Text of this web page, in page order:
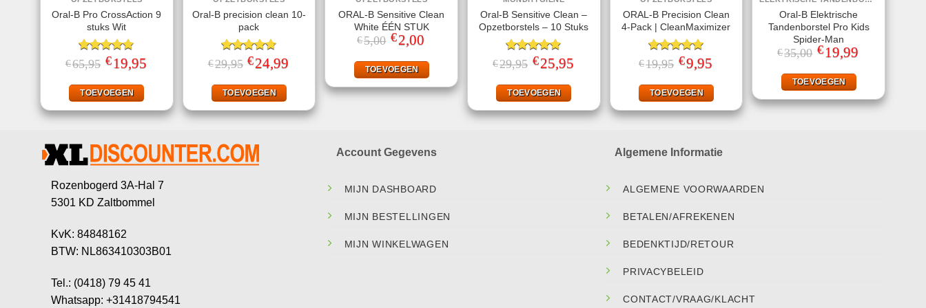
Oral-B Pro CrossAction 9
stuks Wit
Gewaardeerd
4.80uit 5
€65,95 Oorspronkelijke
prijs
€65,95.
€ 19,95prijs
TOEVOEGEN
Oral-B precision clean 10-
pack
Gewaardeerd
4.70uit 5
€29,95 Oorspronkelijke
prijs
€29,95.
€24,99
TOEVOEGEN
ORAL-B Sensitive Clean
White ÉÉN STUK
€5,00 Oorspronkelijke
prijs
€5,00.
€2,00Huidige
€2,00.
TOEVOEGEN
Oral-B Sensitive Clean –
Opzetborstels – 10 Stuks
Gewaardeerd
4.86uit 5
€29,95 Oorspronkelijke
prijs
€29,95.
€25,95prijs
TOEVOEGEN
ORAL-B Precision Clean
4-Pack | CleanMaximizer
Gewaardeerd
5.00 uit 5
€19,95 Oorspronkelijke
prijs
€19,95.
€9,95prijs
€9,95.
TOEVOEGEN
Oral-B Elektrische
Tandenborstel Pro Kids
Spider-Man
€35,00 Oorspronkelijke
prijs
€35,00.
€ 19,99Huidige
TOEVOEGEN
Rozenbogerd 3A-Hal 7
5301 KD Zaltbommel
KvK: 84848162
BTW: NL863410303B01
Tel.: (0418) 79 45 41
Whatsapp: +31418794541
Account Gegevens
MIJN DASHBOARD
MIJN BESTELLINGEN
MIJN WINKELWAGEN
Algemene Informatie
ALGEMENE VOORWAARDEN
BETALEN/AFREKENEN
BEDENKTIJD/RETOUR
PRIVACYBELEID
CONTACT/VRAAG/KLACHT